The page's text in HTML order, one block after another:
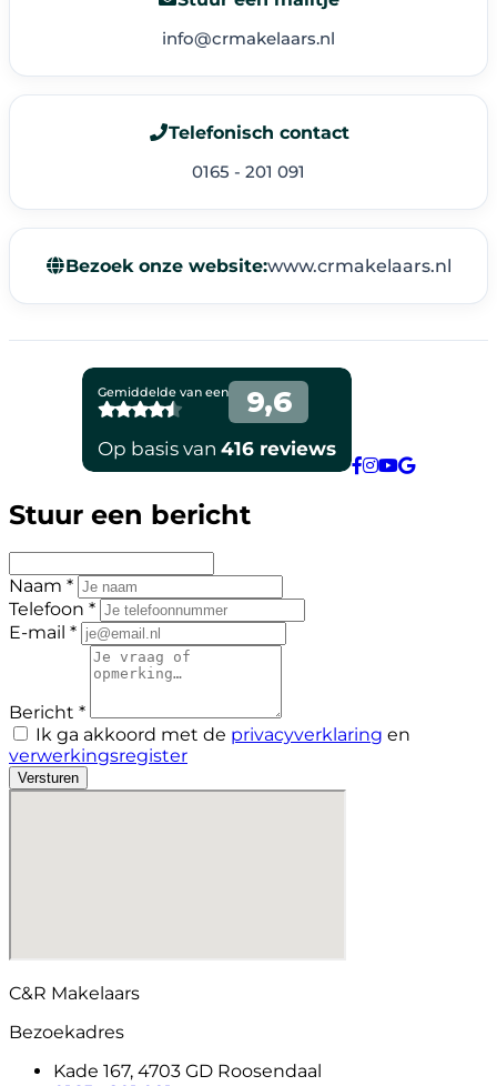
info@crmakelaars.nl
Telefonisch contact
0165 - 201 091
Bezoek onze website:www.crmakelaars.nl
Stuur een bericht
Naam *
Telefoon *
E-mail *
Bericht *
Ik ga akkoord met de privacyverklaring en
verwerkingsregister
Versturen
C&R Makelaars
Bezoekadres
Kade 167, 4703 GD Roosendaal